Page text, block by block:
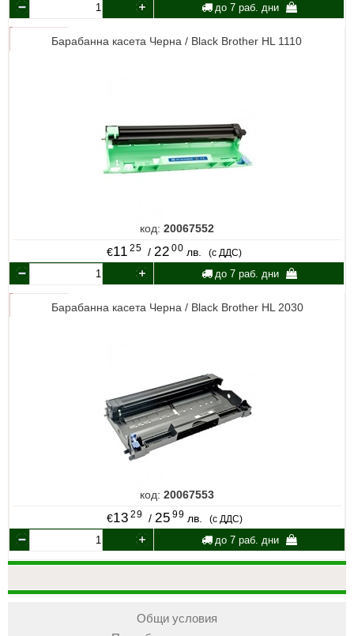
до 7 раб. дни
Барабанна касета Черна / Black Brother HL 1110
код: 20067552
€11 25 / 22 00 лв. (с ДДС)
до 7 раб. дни
Барабанна касета Черна / Black Brother HL 2030
код: 20067553
€13 29 / 25 99 лв. (с ДДС)
до 7 раб. дни
Общи условия